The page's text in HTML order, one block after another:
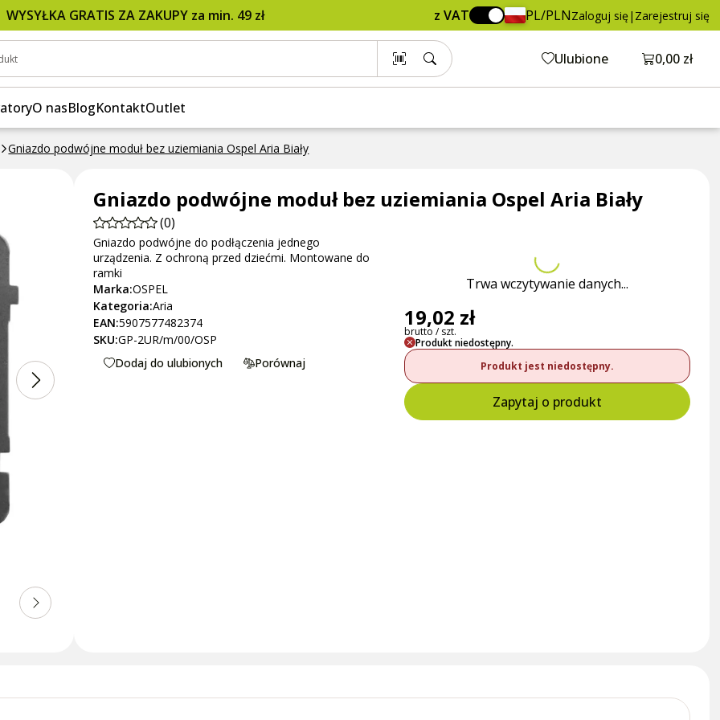
WYSYŁKA GRATIS ZA ZAKUPY za min. 49 zł z VAT PL/PLNZaloguj się | Zarejestruj się
Ulubione Otwórz
0,00 zł
O nasBlogKontaktOutlet
Gniazdo podwójne moduł bez uziemiania Ospel Aria Biały
Aria Biały brutto / szt. Dodaj do koszyka
Gniazdo podwójne moduł bez uziemiania Ospel Aria Biały
(0)
Gniazdo podwójne do podłączenia jednego
urządzenia. Z ochroną przed dziećmi. Montowane do
ramki
Marka:OSPEL
Kategoria:Aria
EAN:5907577482374
SKU:GP-2UR/m/00/OSP
Dodaj do ulubionych
Porównaj
Trwa wczytywanie danych...
19,02 zł
brutto / szt.
Produkt niedostępny.
Produkt jest niedostępny.
Zapytaj o produkt